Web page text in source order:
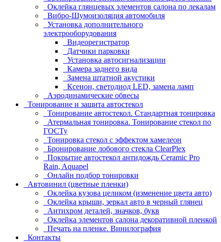
Оклейка глянцевых элементов салона по лекалам
Вибро-Шумоизоляция автомобиля
Установка дополнительного
электрооборудования
Видеорегистратор
Датчики парковки
Установка автосигнализации
Камера заднего вида
Замена штатной акустики
Ксенон, светодиод LED, замена ламп
Аэродинамические обвесы
Тонирование и защита автостекол
Тонирование автостекол. Стандартная тонировка
Атермальная тонировка. Тонирование стекол по
ГОСТу
Тонировка стекол с эффектом хамелеон
Бронирование лобового стекла ClearPlex
Покрытие автостекол антидождь Ceramic Pro
Rain, Aquapel
Онлайн подбор тонировки
Автовинил (цветные пленки)
Оклейка кузова целиком (изменение цвета авто)
Оклейка крыши, зеркал авто в черный глянец
Антихром деталей, значков, букв
Оклейка элементов салона декоративной пленкой
Печать на пленке. Винилография
Контакты